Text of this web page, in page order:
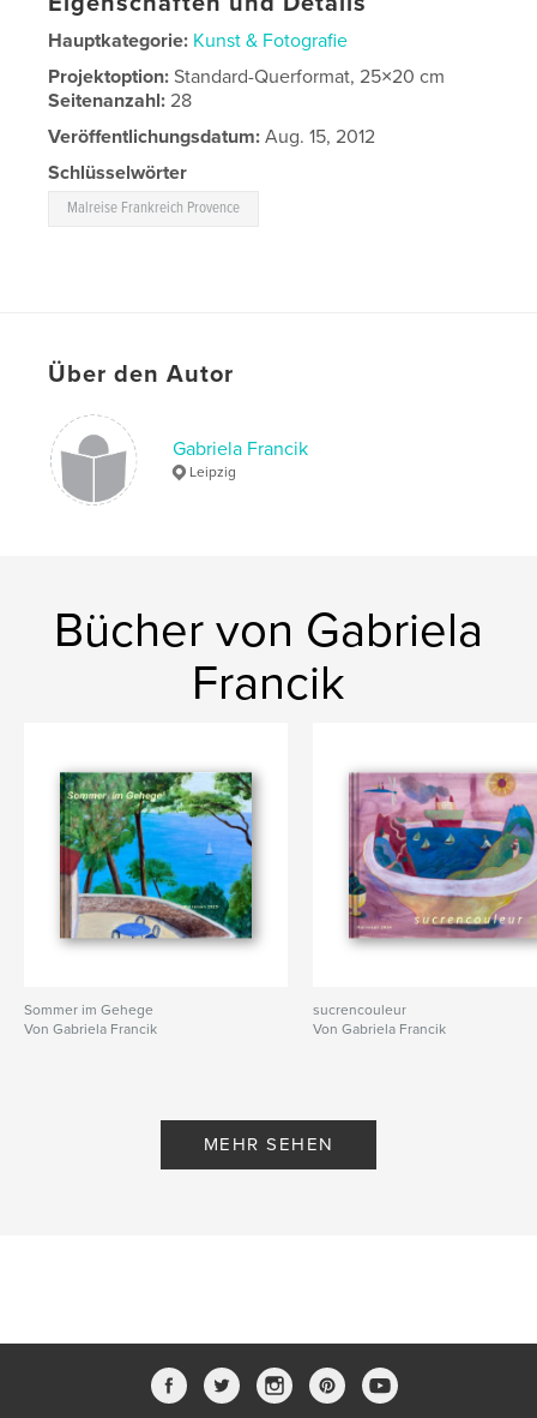
Hauptkategorie: Kunst & Fotografie
Projektoption:Standard-Querformat, 25×20 cm
Seitenanzahl:28
Veröffentlichungsdatum: Aug. 15, 2012
Schlüsselwörter
Malreise Frankreich Provence
Über den Autor
Gabriela Francik
Leipzig
Bücher von Gabriela
Francik
Sommer im Gehege
Von Gabriela Francik
sucrencouleur
Von Gabriela Francik
MEHR SEHEN